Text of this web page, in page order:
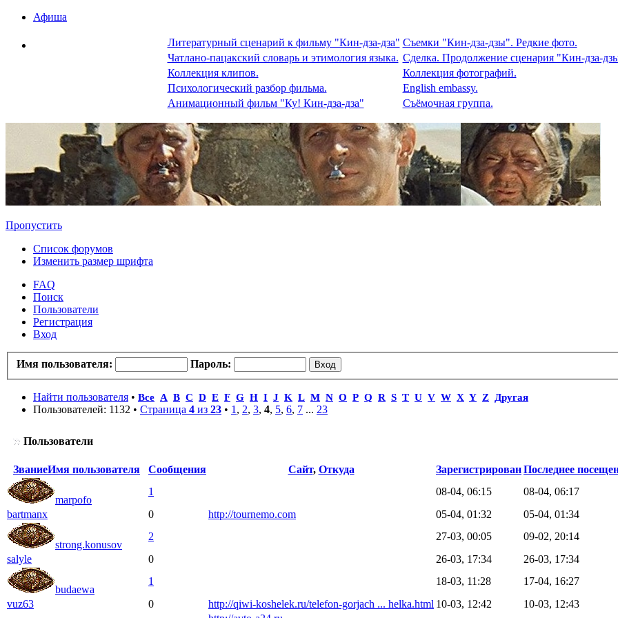
Афиша
Литературный сценарий к фильму "Кин-дза-дза" Съемки "Кин-дза-дзы". Редкие фото.
Чатлано-пацакский словарь и этимология языка. Сделка. Продолжение сценария "Кин-дза-
Коллекция клипов.
Коллекция фотографий.
Психологический разбор фильма.
English embassy.
Анимационный фильм "Ку! Кин-дза-дза"
Съёмочная группа.
Пропустить
Список форумов
Изменить размер шрифта
FAQ
Поиск
Пользователи
Регистрация
Вход
Имя пользователя: Пароль:
Найти пользователя • Все A B C D E F G H I J K L M N O P Q R S T U V W X Y Z Другая
Пользователей: 1132 • Страница 4 из 23 • 1 , 2, 3, 4, 5, 6, 7 ... 23
Пользователи
ЗваниеИмя пользователя Сообщения Сайт, Откуда ЗарегистрированПоследнее
marpofo
1 08-04, 06:15
08-04, 06:17
bartmanx
0 http://tournemo.com 05-04, 01:32 05-04, 01:34
strong.konusov
2 27-03, 00:05
09-02, 20:14
salyle
0 26-03, 17:34 26-03, 17:34
budaewa
1 18-03, 11:28
17-04, 16:27
vuz63
0 http://qiwi-koshelek.ru/telefon-gorjach ... helka.html 10-03, 12:42
10-03, 12:43